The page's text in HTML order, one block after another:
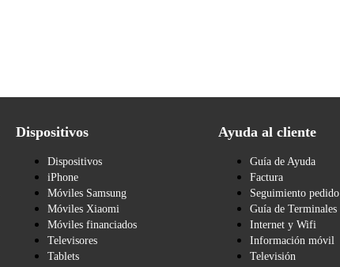
Dispositivos
Dispositivos
iPhone
Móviles Samsung
Móviles Xiaomi
Móviles financiados
Televisores
Tablets
Ayuda al cliente
Guía de Ayuda
Factura
Seguimiento pedido
Guía de Terminales
Internet y Wifi
Información móvil
Televisión